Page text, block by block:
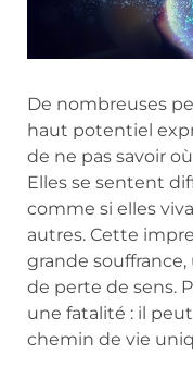
De nombreuses
haut potentiel
de ne pas savoir
Elles se sentent
comme si elles
autres. Cette
grande
de perte de sens.
une fatalité : il
chemin de vie